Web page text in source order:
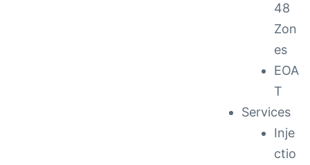
48
Zon
es
EOA
T
Services
Inje
ctio